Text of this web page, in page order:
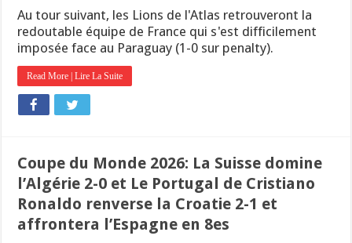
Au tour suivant, les Lions de l'Atlas retrouveront la
redoutable équipe de France qui s'est difficilement
imposée face au Paraguay (1-0 sur penalty).
Read More | Lire La Suite
Coupe du Monde 2026: La Suisse domine
l’Algérie 2-0 et Le Portugal de Cristiano
Ronaldo renverse la Croatie 2-1 et
affrontera l’Espagne en 8es